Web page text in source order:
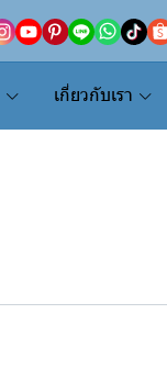
เกี่ยวกับเรา